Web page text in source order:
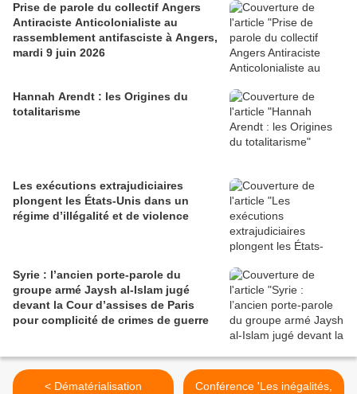
Prise de parole du collectif Angers
Antiraciste Anticolonialiste au
rassemblement antifasciste à Angers,
mardi 9 juin 2026
Hannah Arendt : les Origines du
totalitarisme
Les exécutions extrajudiciaires
plongent les États-Unis dans un
régime d’illégalité et de violence
Syrie : l’ancien porte-parole du
groupe armé Jaysh al-Islam jugé
devant la Cour d’assises de Paris
pour complicité de crimes de guerre
< Dématérialisation
Conférence 'Les inégalités,